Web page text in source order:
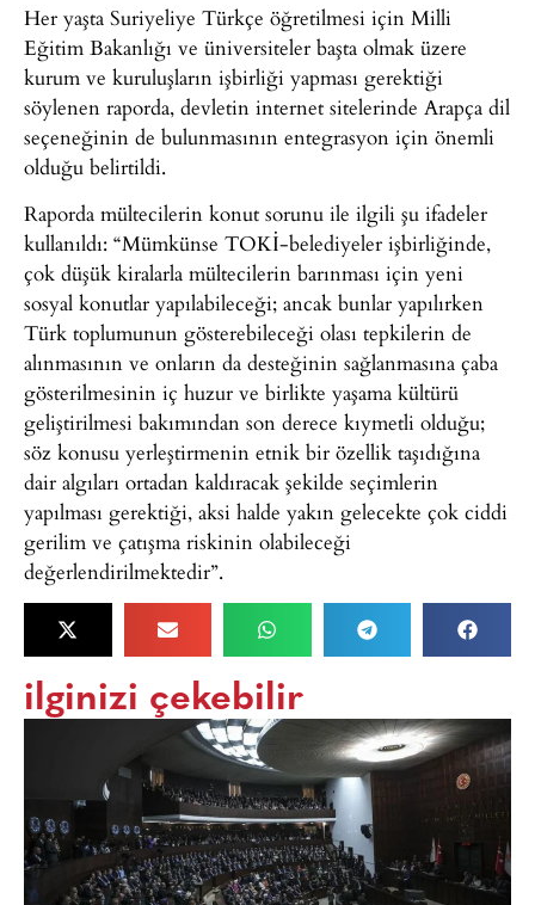
Her yaşta Suriyeliye Türkçe öğretilmesi için Milli
Eğitim Bakanlığı ve üniversiteler başta olmak üzere
kurum ve kuruluşların işbirliği yapması gerektiği
söylenen raporda, devletin internet sitelerinde Arapça dil
seçeneğinin de bulunmasının entegrasyon için önemli
olduğu belirtildi.
Raporda mültecilerin konut sorunu ile ilgili şu ifadeler
kullanıldı: “Mümkünse TOKİ-belediyeler işbirliğinde,
çok düşük kiralarla mültecilerin barınması için yeni
sosyal konutlar yapılabileceği; ancak bunlar yapılırken
Türk toplumunun gösterebileceği olası tepkilerin de
alınmasının ve onların da desteğinin sağlanmasına çaba
gösterilmesinin iç huzur ve birlikte yaşama kültürü
geliştirilmesi bakımından son derece kıymetli olduğu;
söz konusu yerleştirmenin etnik bir özellik taşıdığına
dair algıları ortadan kaldıracak şekilde seçimlerin
yapılması gerektiği, aksi halde yakın gelecekte çok ciddi
gerilim ve çatışma riskinin olabileceği
değerlendirilmektedir”.
ilginizi çekebilir